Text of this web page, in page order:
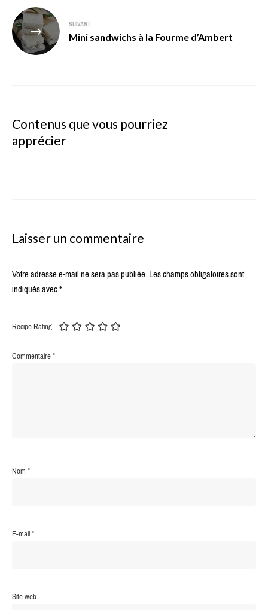
SUIVANT
Mini sandwichs à la Fourme d’Ambert
Contenus que vous pourriez
apprécier
Laisser un commentaire
Votre adresse e-mail ne sera pas publiée.Les champs obligatoires sont
indiqués avec*
Recipe Rating
Commentaire*
Nom*
E-mail*
Site web